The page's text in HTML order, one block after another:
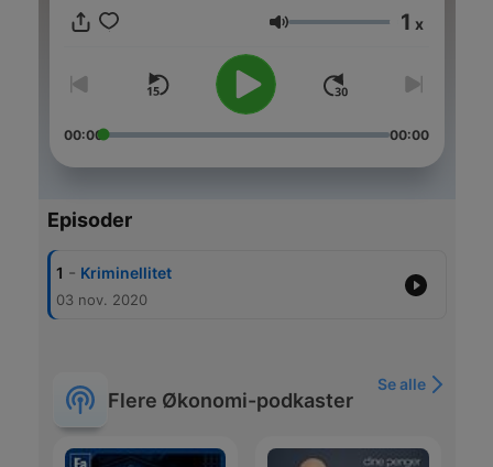
Volum 1 x
00:00 00:00
Episoder
1 - Kriminellitet
03 nov. 2020
Flere Økonomi-podkaster
Se alle